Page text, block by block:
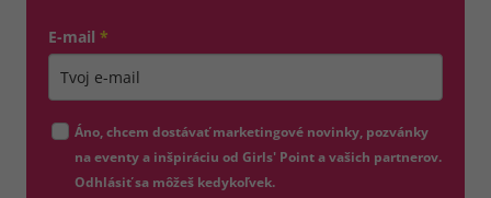
E-mail *
Áno, chcem dostávať marketingové novinky, pozvánky
na eventy a inšpiráciu od Girls' Point a vašich partnerov.
Odhlásiť sa môžeš kedykoľvek.